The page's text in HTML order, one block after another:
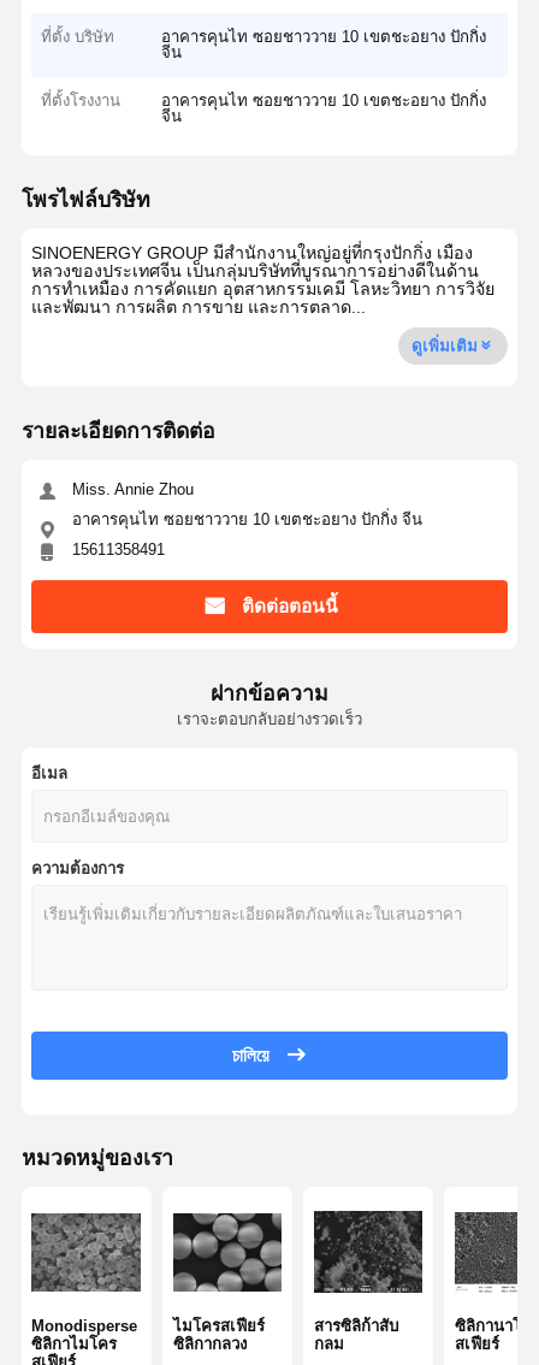
ที่ตั้ง บริษัท
อาคารคุนไท ซอยชาววาย 10 เขตชะอยาง ปักกิ่ง
จีน
ที่ตั้งโรงงาน
อาคารคุนไท ซอยชาววาย 10 เขตชะอยาง ปักกิ่ง
จีน
โพรไฟล์บริษัท
SINOENERGY GROUP มีสำนักงานใหญ่อยู่ที่กรุงปักกิ่ง เมือง
หลวงของประเทศจีน เป็นกลุ่มบริษัทที่บูรณาการอย่างดีในด้าน
การทำเหมือง การคัดแยก อุตสาหกรรมเคมี โลหะวิทยา การวิจัย
และพัฒนา การผลิต การขาย และการตลาด...
ดูเพิ่มเติม
รายละเอียดการติดต่อ
Miss. Annie Zhou
อาคารคุนไท ซอยชาววาย 10 เขตชะอยาง ปักกิ่ง จีน
15611358491
ติดต่อตอนนี้
ฝากข้อความ
เราจะตอบกลับอย่างรวดเร็ว
อีเมล
ความต้องการ
চালিয়ে
หมวดหมู่ของเรา
Monodisperse
ซิลิกาไมโคร
ไมโครสเฟียร์
ซิลิกากลวง
สารซิลิก้าสับ
กลม
ซิลิกานาโน
สเฟียร์